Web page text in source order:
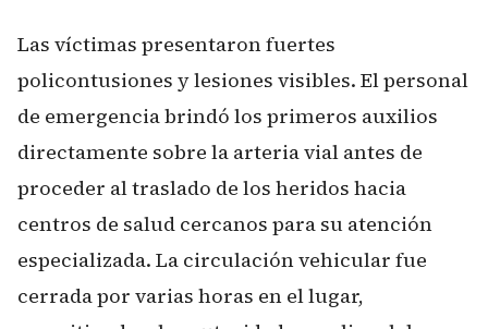
Las víctimas presentaron fuertes
policontusiones y lesiones visibles. El personal
de emergencia brindó los primeros auxilios
directamente sobre la arteria vial antes de
proceder al traslado de los heridos hacia
centros de salud cercanos para su atención
especializada. La circulación vehicular fue
cerrada por varias horas en el lugar,